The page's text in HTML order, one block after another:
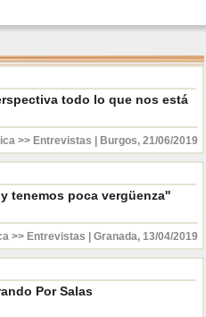
todo lo que nos está
>> Entrevistas Burgos, 21/06/2019
tenemos poca vergüenza''
>> Entrevistas Granada, 13/04/2019
Por Salas